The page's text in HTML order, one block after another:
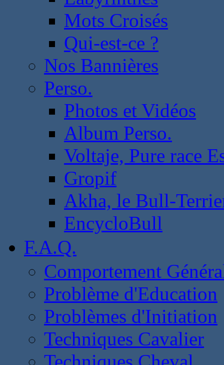
Mots Croisés
Qui-est-ce ?
Nos Bannières
Perso.
Photos et Vidéos
Album Perso.
Voltaje, Pure race
Gropif
Akha, le Bull-
EncycloBull
F.A.Q.
Comportement
Problème d'Education
Problèmes d'Initiation
Techniques Cavalier